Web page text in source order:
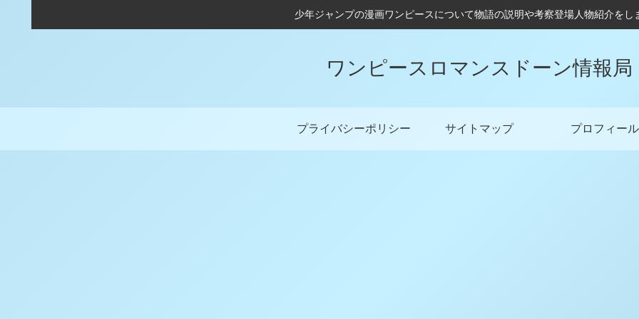
少年ジャンプの漫画ワンピースについて物語の説明や考察登場人物紹介をし
ワンピースロマンスドーン情報局
プライバシーポリシー サイトマップ プロフィール